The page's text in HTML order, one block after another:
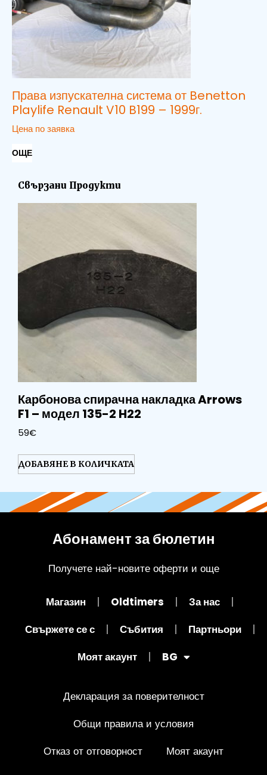
Права изпускателна система от Benetton
Playlife Renault V10 B199 – 1999г.
Цена по заявка
ОЩЕ
Свързани Продукти
Карбонова спирачна накладка Arrows
F1 – модел 135-2 H22
59€
ДОБАВЯНЕ В КОЛИЧКАТА
Абонамент за бюлетин
Получете най-новите оферти и още
Магазин Oldtimers
За нас
Свържете се с
Събития
Партньори
Моят акаунт
BG
Декларация за поверителност
Общи правила и условия
Отказ от отговорност
Моят акаунт